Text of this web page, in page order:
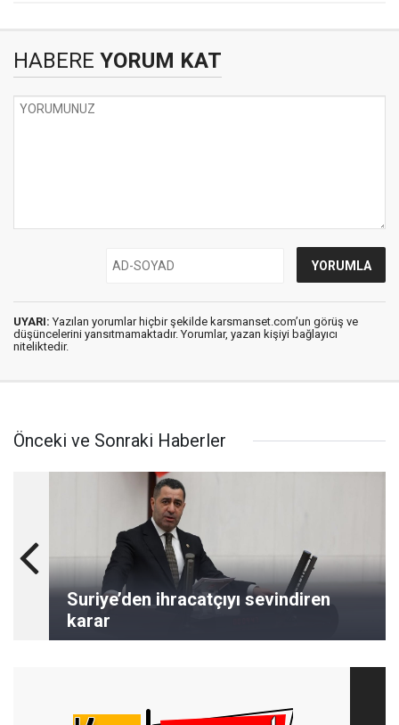
HABERE YORUM KAT
UYARI: Yazılan yorumlar hiçbir şekilde karsmanset.com’un görüş ve
düşüncelerini yansıtmamaktadır. Yorumlar, yazan kişiyi bağlayıcı
niteliktedir.
Önceki ve Sonraki Haberler
Suriye’den ihracatçıyı sevindiren
karar